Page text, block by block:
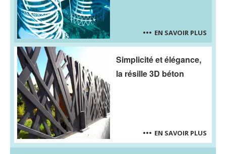
EN SAVOIR PLUS
Simplicité et élégance,
la résille 3D béton
EN SAVOIR PLUS